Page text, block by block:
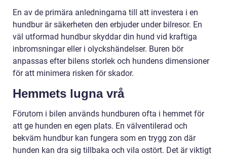
En av de primära anledningarna till att investera i en
hundbur är säkerheten den erbjuder under bilresor. En
väl utformad hundbur skyddar din hund vid kraftiga
inbromsningar eller i olyckshändelser. Buren bör
anpassas efter bilens storlek och hundens dimensioner
för att minimera risken för skador.
Hemmets lugna vrå
Förutom i bilen används hundburen ofta i hemmet för
att ge hunden en egen plats. En välventilerad och
bekväm hundbur kan fungera som en trygg zon där
hunden kan dra sig tillbaka och vila ostört. Det är viktigt